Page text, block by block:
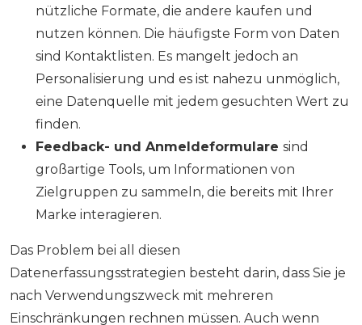
nützliche Formate, die andere kaufen und
nutzen können. Die häufigste Form von Daten
sind Kontaktlisten. Es mangelt jedoch an
Personalisierung und es ist nahezu unmöglich,
eine Datenquelle mit jedem gesuchten Wert zu
finden.
Feedback- und Anmeldeformulare sind
großartige Tools, um Informationen von
Zielgruppen zu sammeln, die bereits mit Ihrer
Marke interagieren.
Das Problem bei all diesen
Datenerfassungsstrategien besteht darin, dass Sie je
nach Verwendungszweck mit mehreren
Einschränkungen rechnen müssen. Auch wenn